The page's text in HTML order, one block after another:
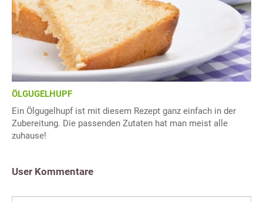
ÖLGUGELHUPF
Ein Ölgugelhupf ist mit diesem Rezept ganz einfach in der
Zubereitung. Die passenden Zutaten hat man meist alle
zuhause!
User Kommentare